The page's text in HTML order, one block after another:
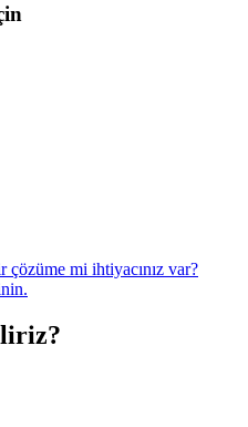
mi ihtiyacınız var?